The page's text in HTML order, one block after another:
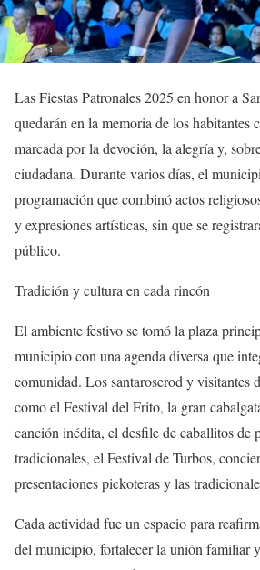
Las Fiestas Patronales 2025 en honor a
quedarán en la memoria de los habitantes
marcada por la devoción, la alegría y,
ciudadana. Durante varios días, el
programación que combinó actos
y expresiones artísticas, sin que se
público.
Tradición y cultura en cada rincón
El ambiente festivo se tomó la plaza
municipio con una agenda diversa que
comunidad. Los santaroserod y visitantes
como el Festival del Frito, la gran
canción inédita, el desfile de caballitos de
tradicionales, el Festival de Turbos,
presentaciones pickoteras y las
Cada actividad fue un espacio para
del municipio, fortalecer la unión familiar